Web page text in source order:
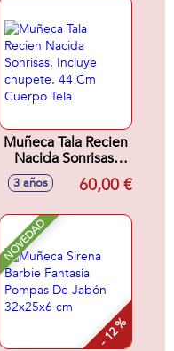
Muñeca Tala Recien
Nacida Sonrisas.
Incluye chupete. 44
Cm Cuerpo Tela
3 años 60,00 €
NOVEDAD
- 12 %